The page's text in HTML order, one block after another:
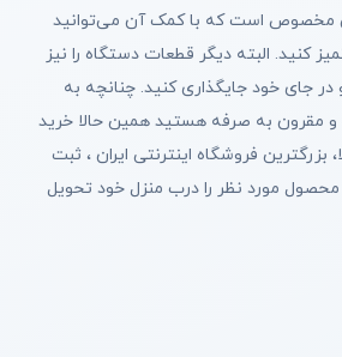
مخصوص است که با کمک آن می‌توانید
کنید. البته دیگر قطعات دستگاه را نیز
در جای خود جایگذاری کنید‌. چنانچه به
مقرون به صرفه هستید همین حالا خرید
بزرگترین فروشگاه اینترنتی ایران ، ثبت
محصول مورد نظر را درب منزل خود تحویل